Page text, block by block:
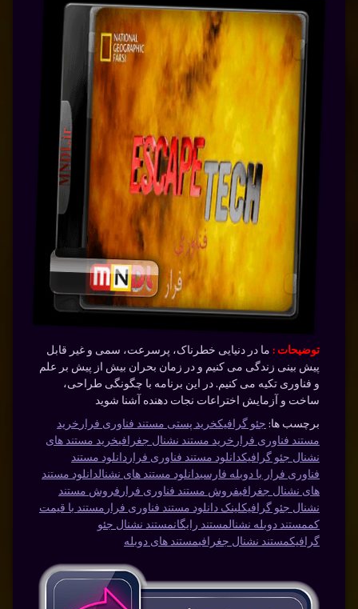
توضیحات : ما در دنیایی خطرناک، پرسرعت، سمی و غیر قابل
پیش بینی زندگی می کنیم و در زمان بحران بیش از پیش بر علم
و فناوری تکیه می کنیم. در این برنامه با چگونگی طراحی،
ساخت و آزمایش اختراعات نجات دهنده آشنا شوید
برچسب ها:جئو گرافیکخرید پستی مستند فناوری فرارخرید
مستند فناوری فرارخرید مستند نشنال جغرافیخرید مستند های
نشنال جئو گرافیکدانلود مستند فناوری فراردانلود مستند
فناوری فرار با دوبله فارسیدانلود مستند های نشنالدانلود مستند
های نشنال جغرافیفروش مستند فناوری فرارفروش مستند
نشنال جئو گرافیکلینک دانلود مستند فناوری فرارمستند با قیمت
کممستند دوبله نشنالمستند رایگانمستند نشنال جئو
گرافیکمستند نشنال جغرافیمستند های دوبله